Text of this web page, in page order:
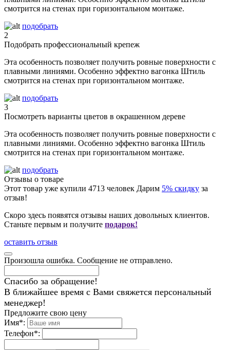
смотрится на стенах при горизонтальном монтаже.
подобрать
2
Подобрать профессиональный крепеж
Эта особенность позволяет получить ровные поверхности с
плавными линиями. Особенно эффектно вагонка Штиль
смотрится на стенах при горизонтальном монтаже.
подобрать
3
Посмотреть варианты цветов в окрашенном дереве
Эта особенность позволяет получить ровные поверхности с
плавными линиями. Особенно эффектно вагонка Штиль
смотрится на стенах при горизонтальном монтаже.
подобрать
Отзывы о товаре
Этот товар уже купили 4713 человек Дарим 5% скидку за
отзыв!
Скоро здесь появятся отзывы наших довольных клиентов.
Станьте первым и получите подарок!
оставить отзыв
Произошла ошибка. Сообщение не отправлено.
Спасибо за обращение!
В ближайшее время с Вами свяжется персональный
менеджер!
Предложите свою цену
Имя*:
Телефон*: